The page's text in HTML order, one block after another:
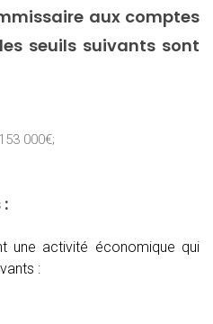
aux comptes
seuils suivants sont
000€;
une activité économique qui
: